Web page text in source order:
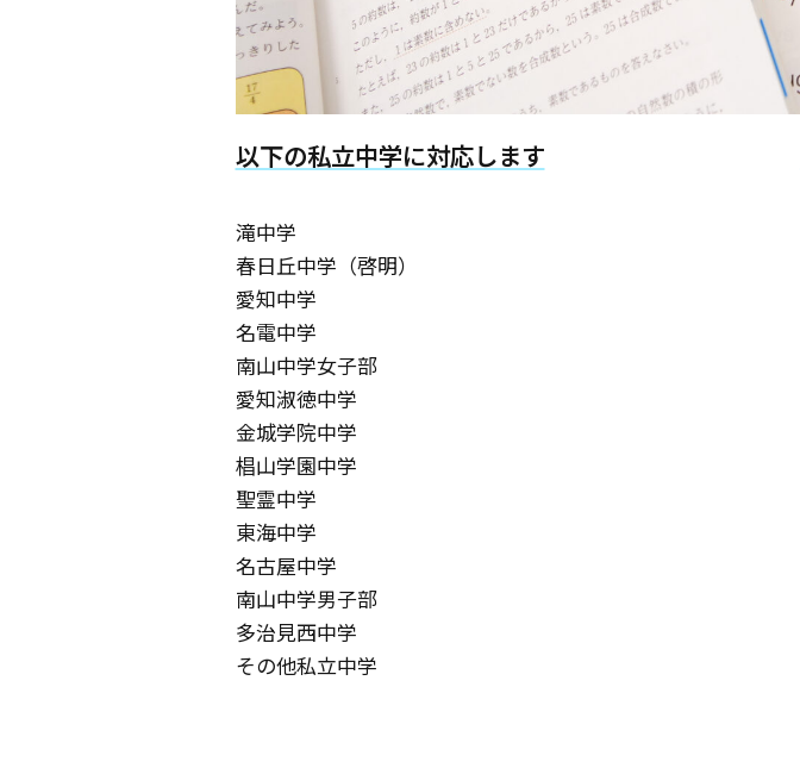
以下の私立中学に対応します
滝中学
春日丘中学（啓明）
愛知中学
名電中学
南山中学女子部
愛知淑徳中学
金城学院中学
椙山学園中学
聖霊中学
東海中学
名古屋中学
南山中学男子部
多治見西中学
その他私立中学